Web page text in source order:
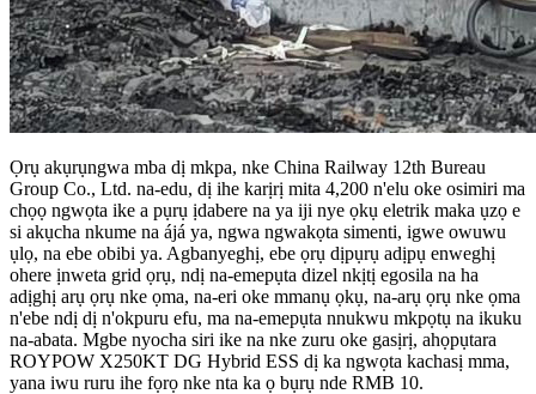
Ọrụ akụrụngwa mba dị mkpa, nke China Railway 12th Bureau
Group Co., Ltd. na-edu, dị ihe karịrị mita 4,200 n'elu oke osimiri ma
chọọ ngwọta ike a pụrụ ịdabere na ya iji nye ọkụ eletrik maka ụzọ e
si akụcha nkume na ájá ya, ngwa ngwakọta simenti, igwe owuwu
ụlọ, na ebe obibi ya. Agbanyeghị, ebe ọrụ dịpụrụ adịpụ enweghị
ohere ịnweta grid ọrụ, ndị na-emepụta dizel nkịtị egosila na ha
adịghị arụ ọrụ nke ọma, na-eri oke mmanụ ọkụ, na-arụ ọrụ nke ọma
n'ebe ndị dị n'okpuru efu, ma na-emepụta nnukwu mkpọtụ na ikuku
na-abata. Mgbe nyocha siri ike na nke zuru oke gasịrị, ahọpụtara
ROYPOW X250KT DG Hybrid ESS dị ka ngwọta kachasị mma,
yana iwu ruru ihe fọrọ nke nta ka ọ bụrụ nde RMB 10.